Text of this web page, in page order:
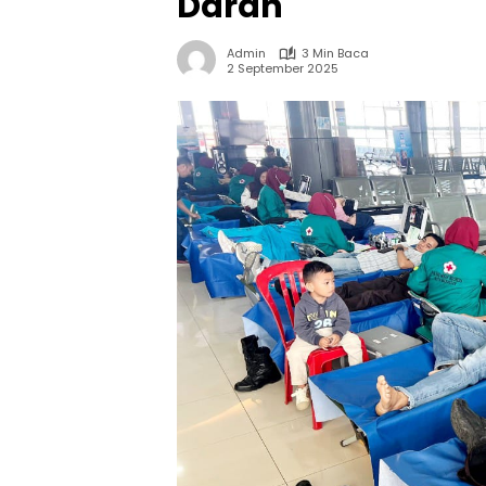
Admin
3 Min Baca
2 September 2025